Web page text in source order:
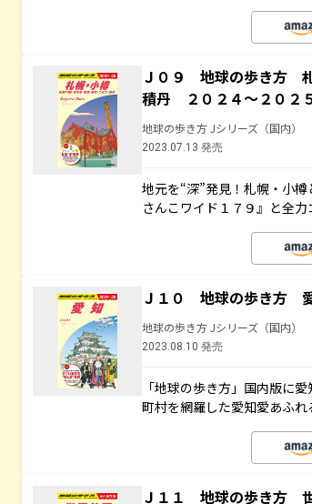
Ｊ０９ 地球の歩き方
積丹 ２０２４～２０２
地球の歩き方 Jシリーズ（国内）
2023.07.13 発売
地元を“深”発見！札幌・小
さんこワイド１７９』と全力
Ｊ１０ 地球の歩き方
地球の歩き方 Jシリーズ（国内）
2023.08.10 発売
「地球の歩き方」国内版に
町村を網羅した愛知愛あふれ
Ｊ１１ 地球の歩き方